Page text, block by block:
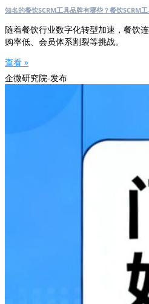
知名的餐饮SCRM工具品牌有哪些？餐饮SCRM
随着餐饮行业数字化转型加速，餐饮
购率低、会员体系割裂等挑战。
查看 »
企微研究院-发布